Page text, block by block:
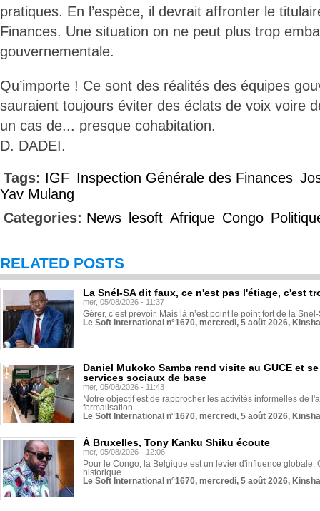
pratiques. En l’espèce, il devrait affronter le
Finances. Une situation on ne peut plus trop
gouvernementale.
Qu’importe ! Ce sont des réalités des équipes
sauraient toujours éviter des éclats de voix voire
un cas de... presque cohabitation.
D. DADEI.
Tags: IGF Inspection Générale des Finances
Yav Mulang
Categories: News lesoft Afrique Congo
RELATED POSTS
La Snél-SA dit faux, ce n'est pas l'étiage, c'est
mer, 05/08/2026 - 11:37
Gérer, c’est prévoir. Mais là n’est point le point fort de la
Le Soft International n°1670, mercredi, 5 août 2026,
Daniel Mukoko Samba rend visite au GUCE et
services sociaux de base
mer, 05/08/2026 - 11:43
Notre objectif est de rapprocher les activités informelles de
formalisation.
Le Soft International n°1670, mercredi, 5 août 2026,
À Bruxelles, Tony Kanku Shiku écoute
mer, 05/08/2026 - 12:06
Pour le Congo, la Belgique est un levier d'influence globale.
historique...
Le Soft International n°1670, mercredi, 5 août 2026,